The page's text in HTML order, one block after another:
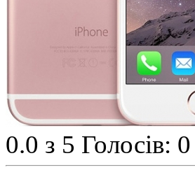
0.0 з 5 Голосів: 0